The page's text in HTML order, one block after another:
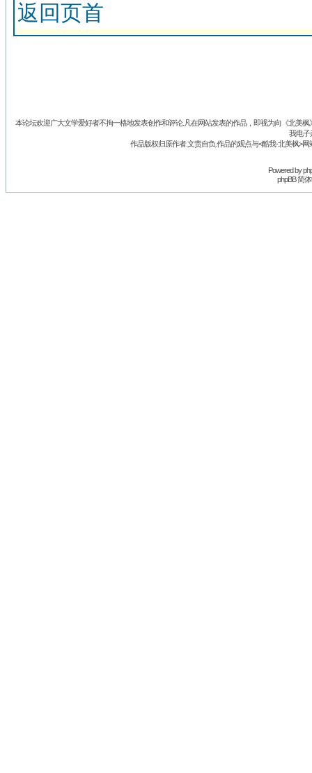
返回页首
本论坛欢迎广大文学爱好者不拘一格地发表创作和评论.凡在网站发表的作品，即视为向《北美
我电子
作品版权归原作者.文责自负.作品的观点与<酷我-北美枫>
Powered by
phpBB 简